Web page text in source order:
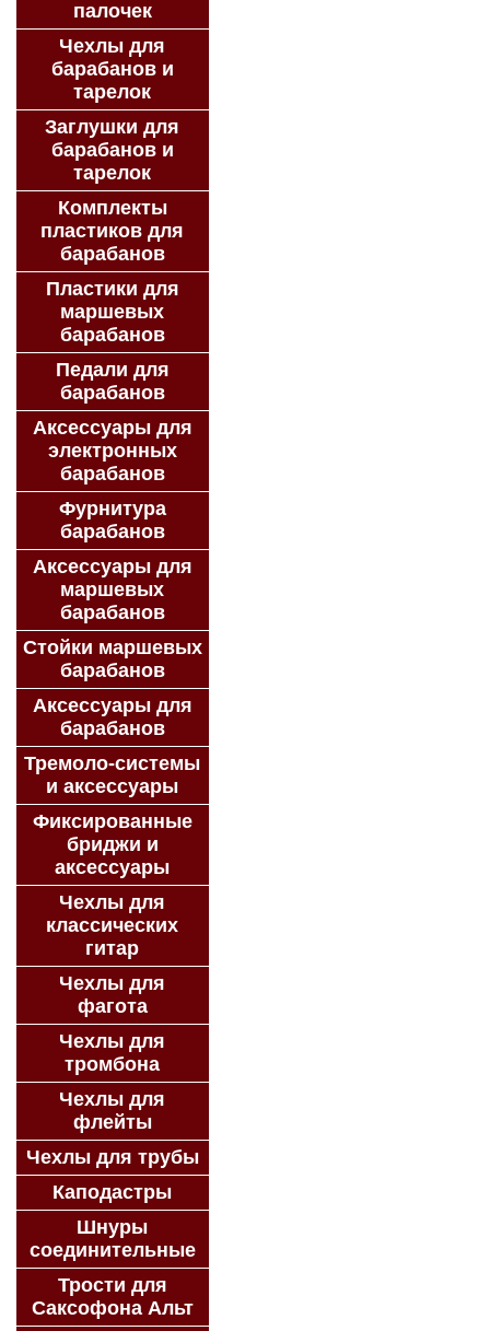
палочек
Чехлы для
барабанов и
тарелок
Заглушки для
барабанов и
тарелок
Комплекты
пластиков для
барабанов
Пластики для
маршевых
барабанов
Педали для
барабанов
Аксессуары для
электронных
барабанов
Фурнитура
барабанов
Аксессуары для
маршевых
барабанов
Стойки маршевых
барабанов
Аксессуары для
барабанов
Тремоло-системы
и аксессуары
Фиксированные
бриджи и
аксессуары
Чехлы для
классических
гитар
Чехлы для
фагота
Чехлы для
тромбона
Чехлы для
флейты
Чехлы для трубы
Каподастры
Шнуры
соединительные
Трости для
Саксофона Альт